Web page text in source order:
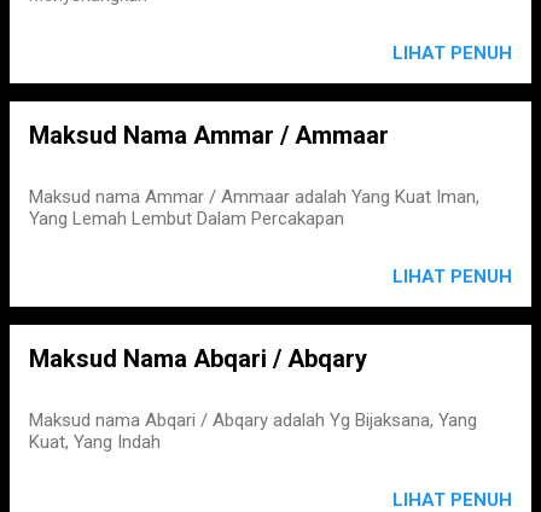
LIHAT PENUH
Maksud Nama Ammar / Ammaar
Maksud nama Ammar / Ammaar adalah Yang Kuat Iman,
Yang Lemah Lembut Dalam Percakapan
LIHAT PENUH
Maksud Nama Abqari / Abqary
Maksud nama Abqari / Abqary adalah Yg Bijaksana, Yang
Kuat, Yang Indah
LIHAT PENUH